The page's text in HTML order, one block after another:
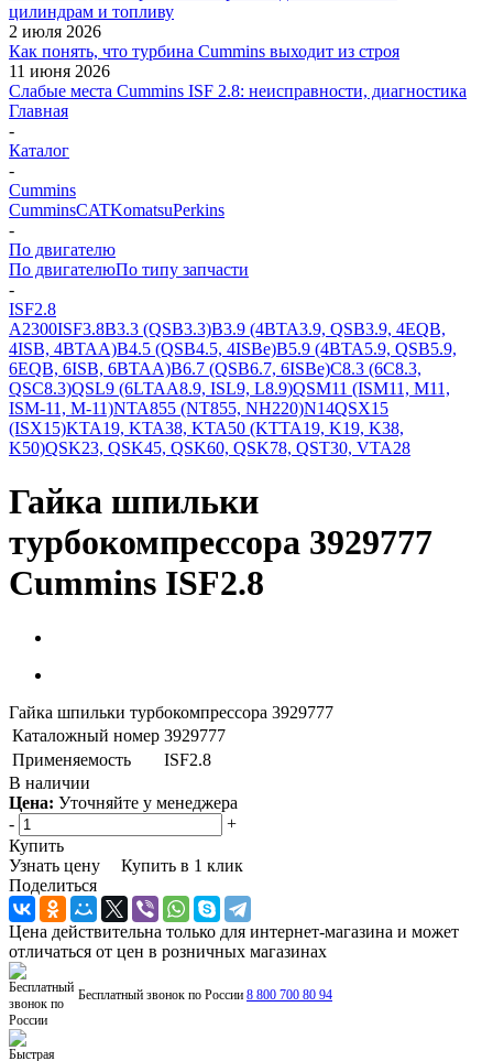
цилиндрам и топливу
2 июля 2026
Как понять, что турбина Cummins выходит из строя
11 июня 2026
Слабые места Cummins ISF 2.8: неисправности, диагностика
Главная
-
Каталог
-
Cummins
CumminsCATKomatsuPerkins
-
По двигателю
По двигателюПо типу запчасти
-
ISF2.8
A2300ISF3.8B3.3 (QSB3.3)B3.9 (4BTA3.9, QSB3.9, 4EQB,
4ISB, 4BTAA)B4.5 (QSB4.5, 4ISBe)B5.9 (4BTA5.9, QSB5.9,
6EQB, 6ISB, 6BTAA)B6.7 (QSB6.7, 6ISBe)C8.3 (6C8.3,
QSC8.3)QSL9 (6LTAA8.9, ISL9, L8.9)QSM11 (ISM11, M11,
ISM-11, M-11)NTA855 (NT855, NH220)N14QSX15
(ISX15)KTA19, KTA38, KTA50 (KTTA19, K19, K38,
K50)QSK23, QSK45, QSK60, QSK78, QST30, VTA28
Гайка шпильки
турбокомпрессора 3929777
Cummins ISF2.8
Гайка шпильки турбокомпрессора 3929777
Каталожный номер 3929777
Применяемость
ISF2.8
В наличии
Цена: Уточняйте у менеджера
-
+
Купить
Узнать цену
Купить в 1 клик
Поделиться
Цена действительна только для интернет-магазина и может
отличаться от цен в розничных магазинах
Бесплатный звонок по России 8 800 700 80 94